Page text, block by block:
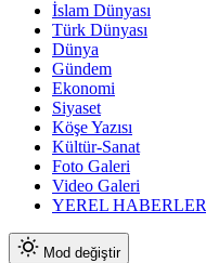
İslam Dünyası
Türk Dünyası
Dünya
Gündem
Ekonomi
Siyaset
Köşe Yazısı
Kültür-Sanat
Foto Galeri
Video Galeri
YEREL HABERLER
Mod değiştir